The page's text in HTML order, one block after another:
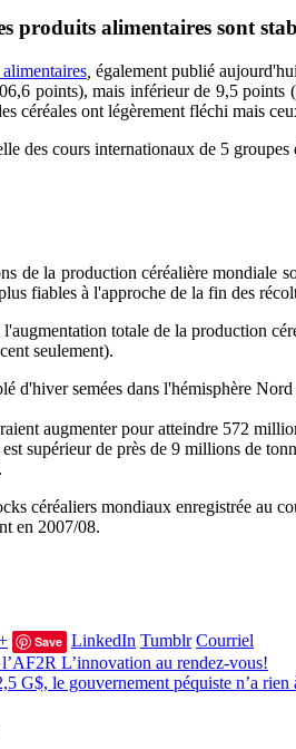
produits alimentaires sont
également publié aujourd'hui
points), mais inférieur de 9,5
céréales ont légèrement fléchi mais
des cours internationaux de 5
de la production céréalière mondiale
fiables à l'approche de la fin des
totale de la production
seulement).
d'hiver semées dans l'hémisphère
augmenter pour atteindre 572
supérieur de près de 9 millions de
céréaliers mondiaux enregistrée au
en 2007/08.
Save LinkedIn Tumblr Courriel
L’innovation au rendez-vous!
G$, le gouvernement péquiste n’a